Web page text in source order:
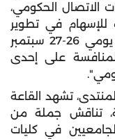
الاتصال الحكومي،
للإسهام في تطوير
مهارات العاملين فيه، على مدار يومي 26-27 سبتمبر
للمنافسة على إحدى
تشهد القاعة
حوارية، تناقش جملة من
في كليات